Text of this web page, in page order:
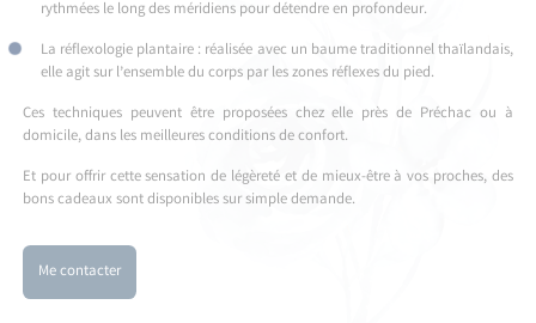
rythmées le long des méridiens pour détendre en profondeur.
La réflexologie plantaire : réalisée avec un baume traditionnel thaïlandais,
elle agit sur l’ensemble du corps par les zones réflexes du pied.
Ces techniques peuvent être proposées chez elle près de Préchac ou à
domicile, dans les meilleures conditions de confort.
Et pour offrir cette sensation de légèreté et de mieux-être à vos proches, des
bons cadeaux sont disponibles sur simple demande.
Me contacter